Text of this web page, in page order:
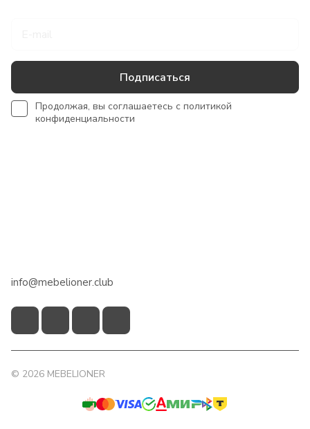
Подписаться
Продолжая, вы соглашаетесь с политикой
конфиденциальности
info@mebelioner.club
© 2026 MEBELIONER